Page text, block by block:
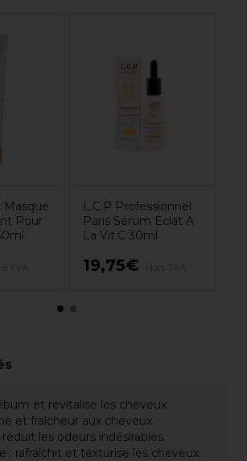
Masque
Pour
L.C.P Professionnel
Paris Serum Eclat A
La Vit.C 30ml
19,75€
et revitalise les cheveux.
et fraîcheur aux cheveux.
les odeurs indésirables.
: rafraîchit et texturise les cheveux.